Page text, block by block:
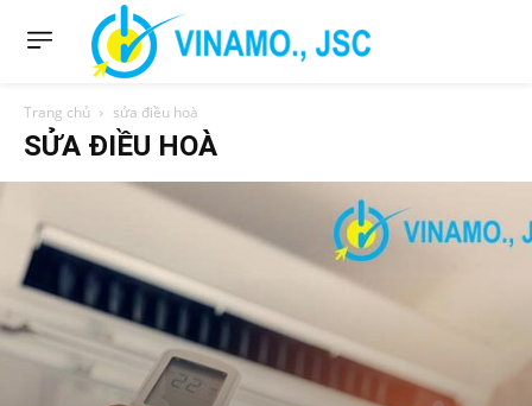
Trang chủ sửa điều hoà
SỬA ĐIỀU HOÀ